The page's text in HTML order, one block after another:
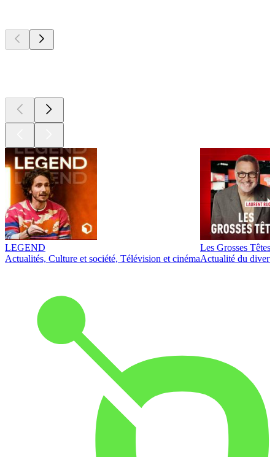
LEGEND
Actualités, Culture et société, Télévision et cinéma
Les Grosses Têtes
Actualité du